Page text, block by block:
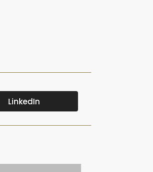
LinkedIn